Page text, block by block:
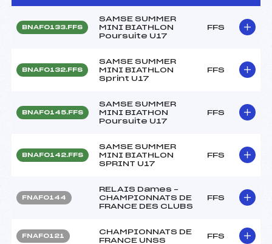
BNAF0133.FFS
SAMSE SUMMER
MINI BIATHLON
Poursuite U17
FFS
BNAF0132.FFS
SAMSE SUMMER
MINI BIATHLON
Sprint U17
FFS
BNAF0145.FFS
SAMSE SUMMER
MINI BIATHON
Poursuite U17
FFS
BNAF0142.FFS
SAMSE SUMMER
MINI BIATHLON
SPRINT U17
FFS
FNAF0144
RELAIS Dames –
CHAMPIONNATS DE
FRANCE DES CLUBS
FFS
FNAF0121
CHAMPIONNATS DE
FRANCE UNSS
FFS